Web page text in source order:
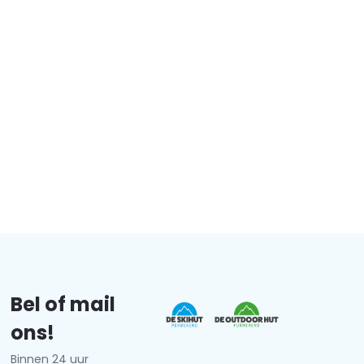
Bel of mail
ons!
Binnen 24 uur